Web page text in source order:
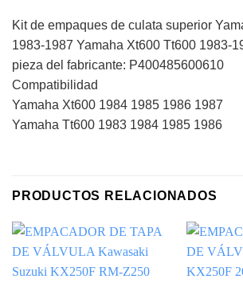
Kit de empaques de culata superior
1983-1987 Yamaha Xt600 Tt600 1983-
pieza del fabricante: P400485600610
Compatibilidad
Yamaha Xt600 1984 1985 1986 1987
Yamaha Tt600 1983 1984 1985 1986
PRODUCTOS RELACIONADOS